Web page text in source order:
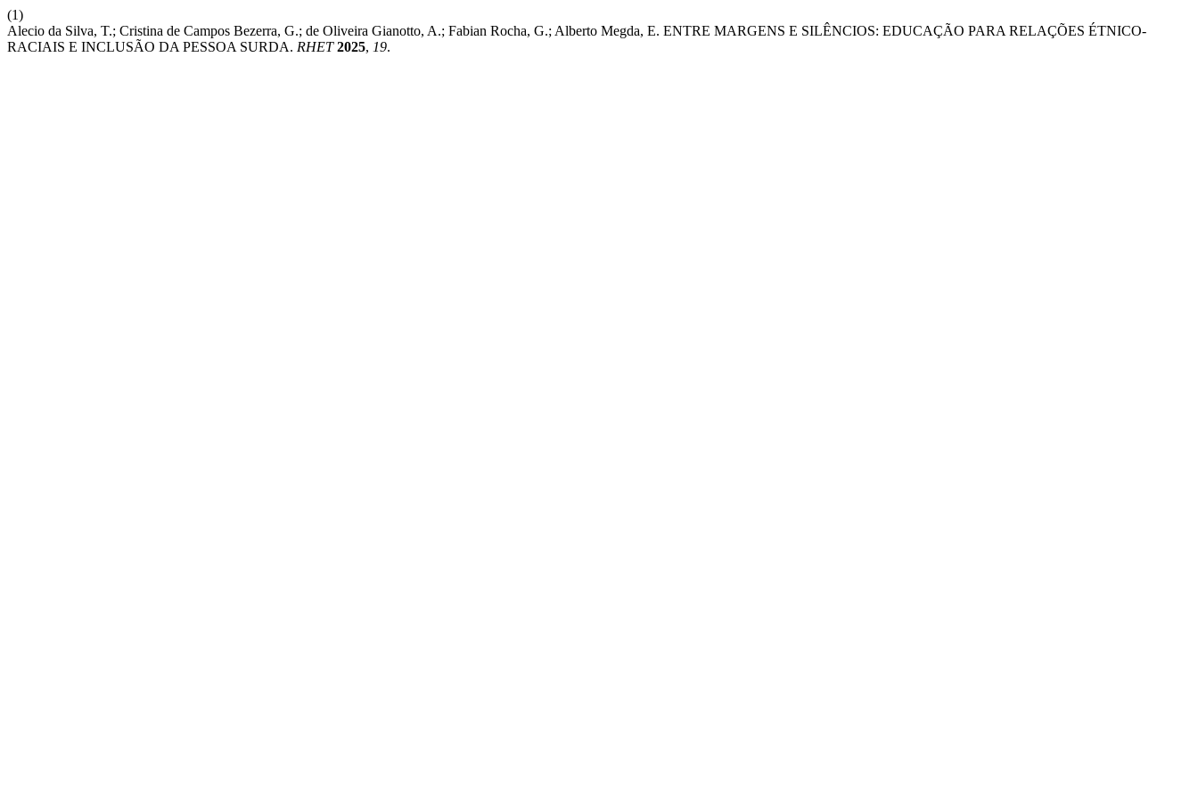
(1)
Alecio da Silva, T.; Cristina de Campos Bezerra, G.; de Oliveira Gianotto, A.; Fabian Rocha, G.; Alberto Megda, E. ENTRE MARGENS E SILÊNCIOS: EDUCAÇÃO PARA RELAÇÕES ÉTNICO-
RACIAIS E INCLUSÃO DA PESSOA SURDA. RHET 2025, 19.